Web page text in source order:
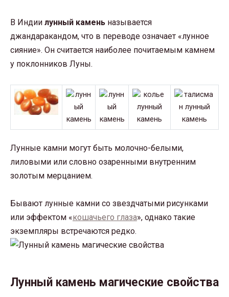
В Индии лунный камень называется
джандаракандом, что в переводе означает «лунное
сияние». Он считается наиболее почитаемым камнем
у поклонников Луны.
Лунные камни могут быть молочно-белыми,
лиловыми или словно озаренными внутренним
золотым мерцанием.
Бывают лунные камни со звездчатыми рисунками
или эффектом «кошачьего глаза», однако такие
экземпляры встречаются редко.
Лунный камень магические свойства